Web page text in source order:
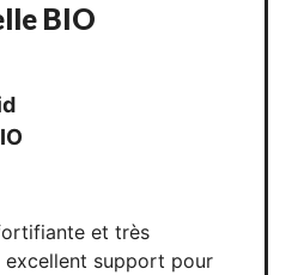
BIO
et très
excellent support pour